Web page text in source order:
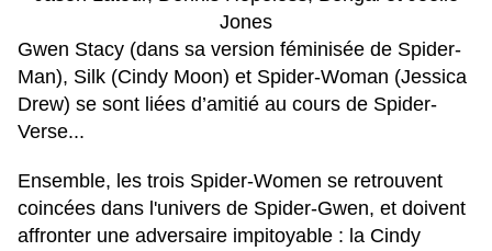
Jones
Gwen Stacy (dans sa version féminisée de Spider-
Man), Silk (Cindy Moon) et Spider-Woman (Jessica
Drew) se sont liées d’amitié au cours de Spider-
Verse...
Ensemble, les trois Spider-Women se retrouvent
coincées dans l'univers de Spider-Gwen, et doivent
affronter une adversaire impitoyable : la Cindy